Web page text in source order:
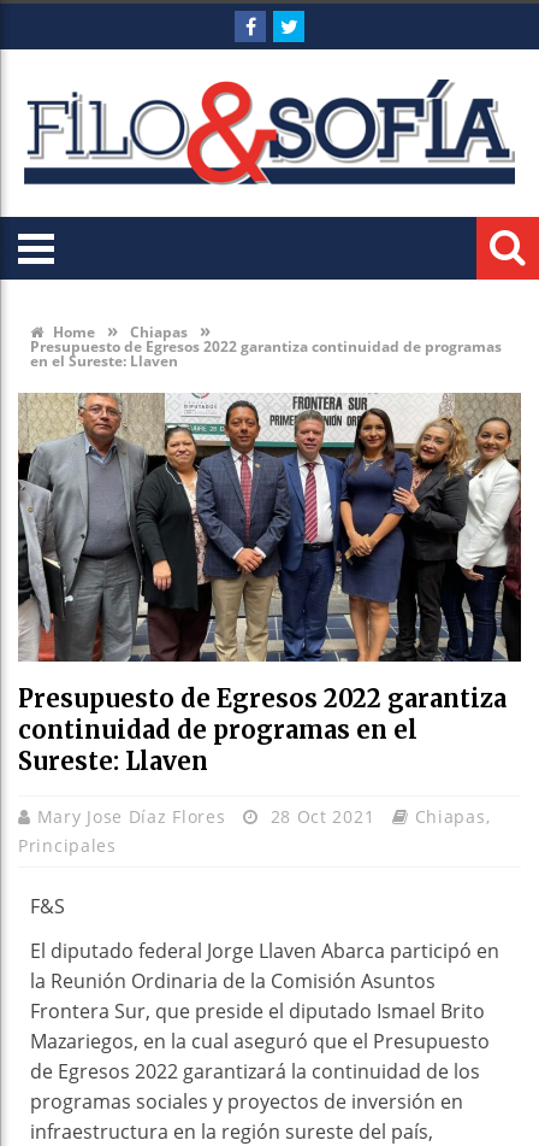
Home » Chiapas »
Presupuesto de Egresos 2022 garantiza continuidad de programas
en el Sureste: Llaven
Presupuesto de Egresos 2022 garantiza
continuidad de programas en el
Sureste: Llaven
Mary Jose Díaz Flores 28 Oct 2021 Chiapas,
Principales
F&S
El diputado federal Jorge Llaven Abarca participó en
la Reunión Ordinaria de la Comisión Asuntos
Frontera Sur, que preside el diputado Ismael Brito
Mazariegos, en la cual aseguró que el Presupuesto
de Egresos 2022 garantizará la continuidad de los
programas sociales y proyectos de inversión en
infraestructura en la región sureste del país,